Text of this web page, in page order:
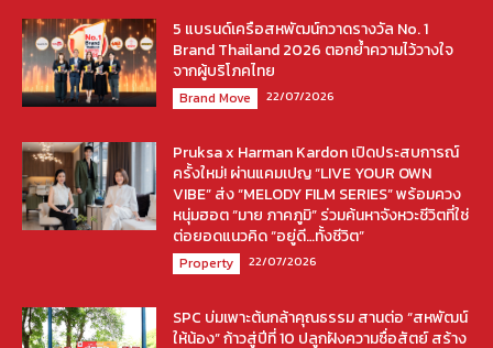
5 แบรนด์เครือสหพัฒน์กวาดรางวัล No. 1
Brand Thailand 2026 ตอกย้ำความไว้วางใจ
จากผู้บริโภคไทย
Brand Move 22/07/2026
Pruksa x Harman Kardon เปิดประสบการณ์
ครั้งใหม่! ผ่านแคมเปญ “LIVE YOUR OWN
VIBE” ส่ง “MELODY FILM SERIES” พร้อมควง
หนุ่มฮอต “มาย ภาคภูมิ” ร่วมค้นหาจังหวะชีวิตที่ใช่
ต่อยอดแนวคิด “อยู่ดี…ทั้งชีวิต”
Property 22/07/2026
SPC บ่มเพาะต้นกล้าคุณธรรม สานต่อ “สหพัฒน์
ให้น้อง” ก้าวสู่ปีที่ 10 ปลูกฝังความซื่อสัตย์ สร้าง